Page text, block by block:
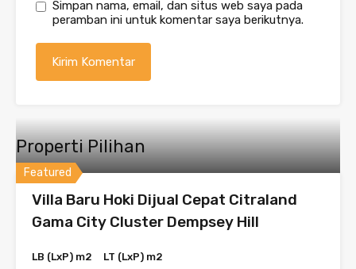
Simpan nama, email, dan situs web saya pada
peramban ini untuk komentar saya berikutnya.
Properti Pilihan
Featured
Villa Baru Hoki Dijual Cepat Citraland
Gama City Cluster Dempsey Hill
LB (LxP) m2 LT (LxP) m2